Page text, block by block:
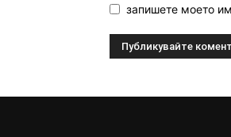
запишете моето